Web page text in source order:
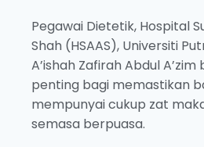
Pegawai Dietetik, Hospital
Shah (HSAAS), Universiti
A’ishah Zafirah Abdul
penting bagi memastikan
mempunyai cukup zat
semasa berpuasa.